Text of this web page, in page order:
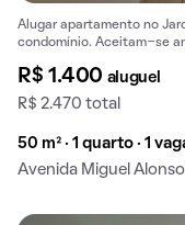
Alugar apartamento no
condomínio. Aceitam-se
R$ 1.400 aluguel
R$ 2.470 total
50 m² · 1 quarto · 1
Avenida Miguel